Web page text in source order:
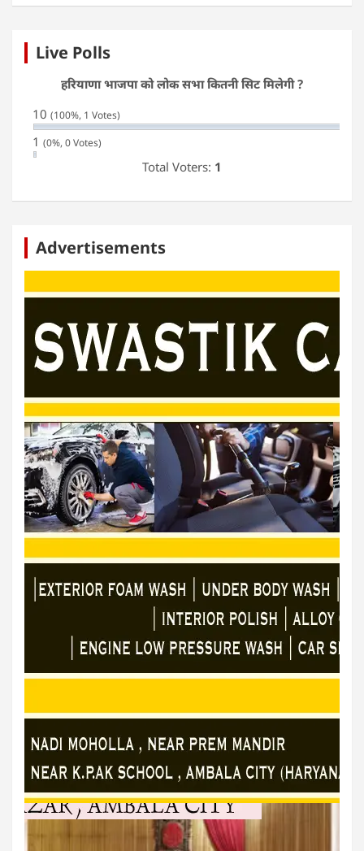
Live Polls
हरियाणा भाजपा को लोक सभा कितनी सिट मिलेगी ?
10 (100%, 1 Votes)
1 (0%, 0 Votes)
Total Voters: 1
Advertisements